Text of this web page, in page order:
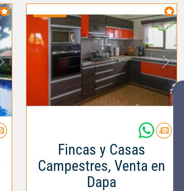
Fincas y Casas
Campestres, Venta en
Dapa